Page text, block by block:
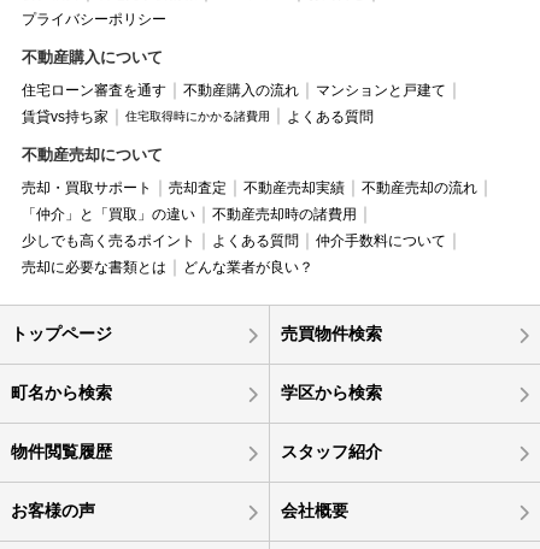
プライバシーポリシー
不動産購入について
住宅ローン審査を通す 不動産購入の流れ
マンションと戸建て
賃貸vs持ち家
住宅取得時にかかる諸費用 よくある質問
不動産売却について
売却・買取サポート 売却査定 不動産売却実績
不動産売却の流れ
「仲介」と「買取」の違い
不動産売却時の諸費用
少しでも高く売るポイント
よくある質問
仲介手数料について
売却に必要な書類とは
どんな業者が良い？
トップページ 売買物件検索
町名から検索 学区から検索
物件閲覧履歴 スタッフ紹介
お客様の声 会社概要